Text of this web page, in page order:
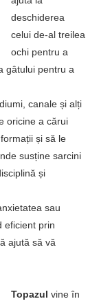
deschiderea
celui de-al treilea
ochi pentru a
gâtului pentru a
canale și alți
oricine a cărui
și să le
susține sarcini
și
sau
eficient prin
ajută să vă
Topazul vine în